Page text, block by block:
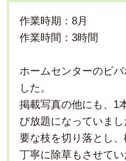
作業時期：8月
作業時間：3時間
ホームセンターのビ
した。
掲載写真の他にも、1
び放題になっていま
要な枝を切り落とし
丁寧に除草もさせて